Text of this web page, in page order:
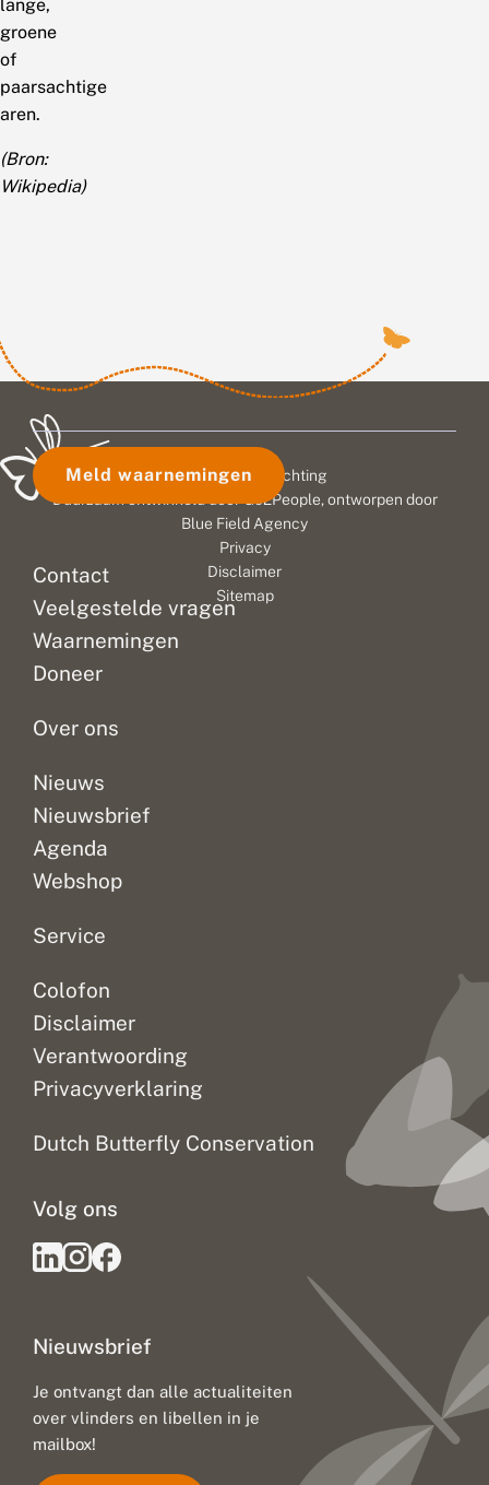
lange,
groene
of
paarsachtige
aren.
(Bron:
Wikipedia)
Contact
Veelgestelde vragen
Waarnemingen
Doneer
Over ons
Nieuws
Nieuwsbrief
Agenda
Webshop
Service
Colofon
Disclaimer
Verantwoording
Privacyverklaring
Dutch Butterfly Conservation
Nieuwsbrief
Je ontvangt dan alle actualiteiten
over vlinders en libellen in je
mailbox!
Volg ons
Meld waarnemingen
© 2026 Vlinderstichting
Duurzaam ontwikkeld doorGo2People, ontworpen door
Blue Field Agency
Privacy
Disclaimer
Sitemap